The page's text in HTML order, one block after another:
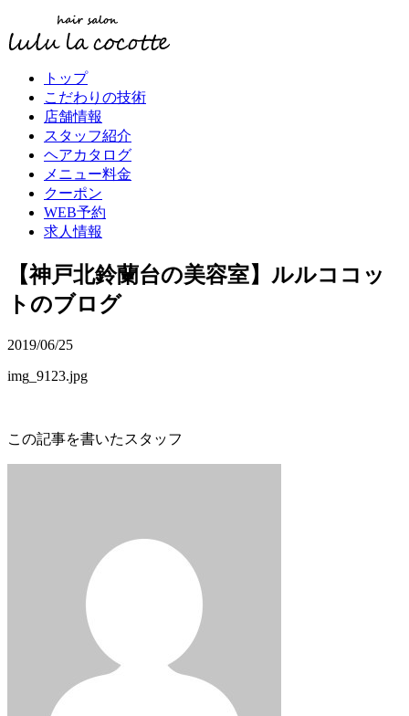
トップ
こだわりの技術
店舗情報
スタッフ紹介
ヘアカタログ
メニュー料金
クーポン
WEB予約
求人情報
【神戸北鈴蘭台の美容室】ルルココッ
トのブログ
2019/06/25
img_9123.jpg
この記事を書いたスタッフ